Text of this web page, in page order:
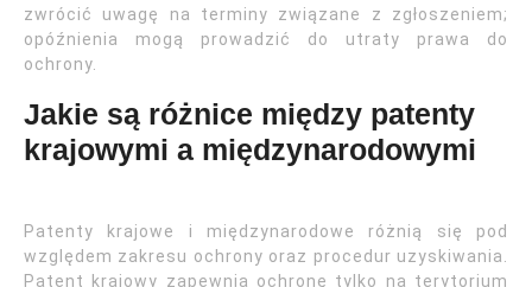
zwrócić uwagę na terminy związane z zgłoszeniem;
opóźnienia mogą prowadzić do utraty prawa do
ochrony.
Jakie są różnice między patenty
krajowymi a międzynarodowymi
Patenty krajowe i międzynarodowe różnią się pod
względem zakresu ochrony oraz procedur uzyskiwania.
Patent krajowy zapewnia ochronę tylko na terytorium